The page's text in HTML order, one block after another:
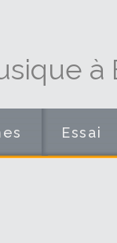
Essai